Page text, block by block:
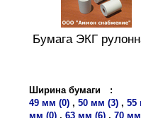
Бумага ЭКГ
Ширина бумаги
:
49 мм (0) , 50 мм (3) , 55
мм (0) , 63 мм (6) , 70